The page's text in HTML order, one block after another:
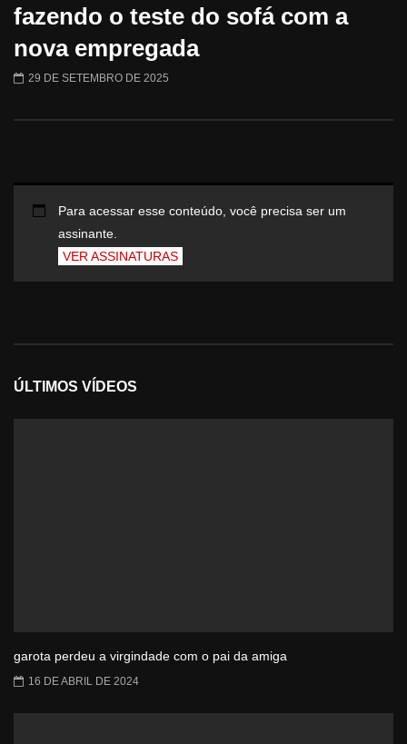
fazendo o teste do sofá com a
nova empregada
29 DE SETEMBRO DE 2025
Para acessar esse conteúdo, você precisa ser um
assinante.
VER ASSINATURAS
ÚLTIMOS VÍDEOS
garota perdeu a virgindade com o pai da amiga
16 DE ABRIL DE 2024